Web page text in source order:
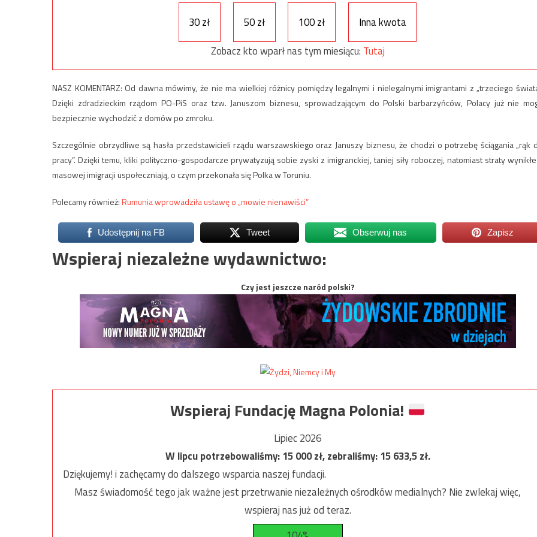
30 zł 50 zł 100 zł
Inna kwota
Zobacz kto wparł nas tym miesiącu: Tutaj
NASZ KOMENTARZ: Od dawna mówimy, że nie ma wielkiej różnicy pomiędzy legalnymi i nielegalnymi imigrantami z „trzeciego
Dzięki zdradzieckim rządom PO-PiS oraz tzw. Januszom biznesu, sprowadzającym do Polski barbarzyńców, Polacy już nie
bezpiecznie wychodzić z domów po zmroku.
Szczególnie obrzydliwe są hasła przedstawicieli rządu warszawskiego oraz Januszy biznesu, że chodzi o potrzebę ściągania „rąk
pracy”. Dzięki temu, kliki polityczno-gospodarcze prywatyzują sobie zyski z imigranckiej, taniej siły roboczej, natomiast straty
masowej imigracji uspołeczniają, o czym przekonała się Polka w Toruniu.
Polecamy również:Rumunia wprowadziła ustawę o „mowie nienawiści”
Udostępnij na FB Tweet Obserwuj nas Zapisz
Wspieraj niezależne wydawnictwo:
Czy jest jeszcze naród polski?
Wspieraj Fundację Magna Polonia!
Lipiec 2026
W lipcu potrzebowaliśmy:15 000zł, zebraliśmy:15 633,5zł.
Dziękujemy! i zachęcamy do dalszego wsparcia naszej fundacji.
Masz świadomość tego jak ważne jest przetrwanie niezależnych ośrodków medialnych? Nie zwlekaj więc,
wspieraj nas już od teraz.